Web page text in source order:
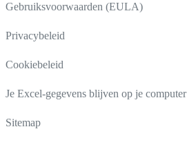
Gebruiksvoorwaarden (EULA)
Privacybeleid
Cookiebeleid
Je Excel-gegevens blijven op je computer
Sitemap